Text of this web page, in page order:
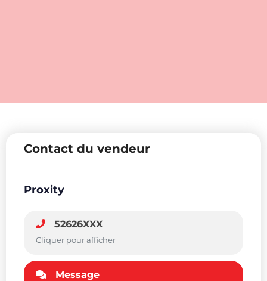
Contact du vendeur
Proxity
52626XXX
Cliquer pour afficher
Message